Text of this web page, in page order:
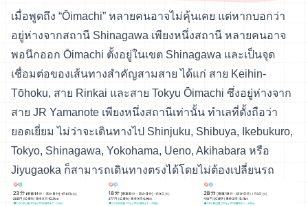
เมื่อพูดถึง “Ōimachi” หลายคนอาจไม่คุ้นเคย แต่หากบอกว่า
อยู่ห่างจากสถานี Shinagawa เพียงหนึ่งสถานี หลายคนอาจ
พอนึกออก Ōimachi ตั้งอยู่ในเขต Shinagawa และเป็นจุด
เชื่อมต่อของเส้นทางสำคัญสามสาย ได้แก่ สาย Keihin-
Tōhoku, สาย Rinkai และสาย Tokyu Ōimachi ซึ่งอยู่ห่างจาก
สาย JR Yamanote เพียงหนึ่งสถานีเท่านั้น ทำเลที่ตั้งถือว่า
ยอดเยี่ยม ไม่ว่าจะเดินทางไป Shinjuku, Shibuya, Ikebukuro,
Tokyo, Shinagawa, Yokohama, Ueno, Akihabara หรือ
Jiyugaoka ก็สามารถเดินทางตรงได้โดยไม่ต้องเปลี่ยนรถ